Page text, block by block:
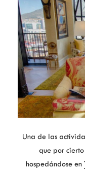
Una de las
que por
hospedándose en